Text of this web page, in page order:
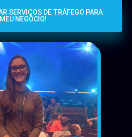
SERVIÇOS DE TRÁFEGO PARA
MEU NEGÓCIO!